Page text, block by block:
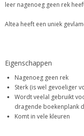
leer nagenoeg geen rek
Altea heeft een uniek
Eigenschappen
Nagenoeg geen rek
Sterk (is wel gevoeliger
Wordt veelal gebruikt
dragende boekenplank
Komt in vele kleuren